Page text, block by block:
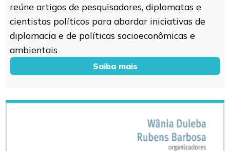
reúne artigos de pesquisadores, diplomatas e
cientistas políticos para abordar iniciativas de
diplomacia e de políticas socioeconômicas e
ambientais
Saiba mais